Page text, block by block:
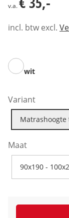
v.a.
incl. btw excl.
wit
Variant
Matrashoogte
Maat
90x190 -